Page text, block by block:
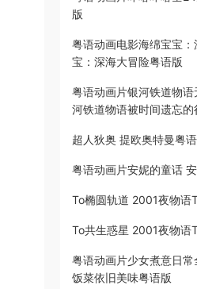
版
粤语动画电影海绵宝宝
宝：深海大冒险粤语版
粤语动画片银河铁道物
河铁道物语被时间遗忘的
超人狄奥 提欧奥特曼粤
粤语动画片安妮的童话
To椭圆轨道 2001夜物语
To共生惑星 2001夜物语
粤语动画片少女煮意日
饭菜依旧美味粤语版